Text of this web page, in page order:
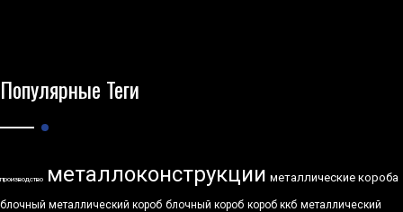
Популярные Теги
производство металлоконструкции металлические короба
блочный металлический короб блочный короб короб ккб металлический